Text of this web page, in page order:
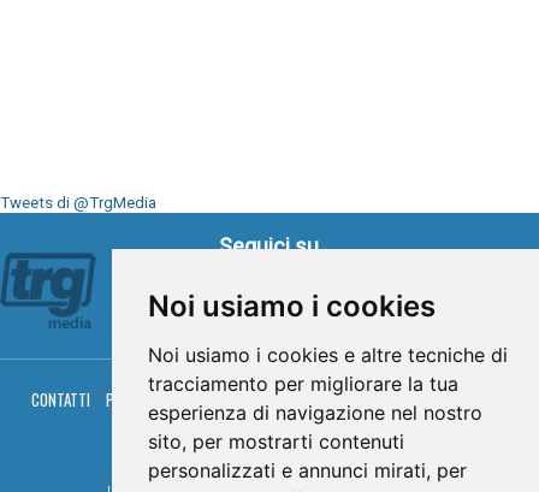
Noi usiamo i cookies
Noi usiamo i cookies e altre tecniche di
tracciamento per migliorare la tua
esperienza di navigazione nel nostro
sito, per mostrarti contenuti
personalizzati e annunci mirati, per
Tweets di @TrgMedia
Seguici su
CONTATTI PRIVACY COOKIES PALINSESTO DIRETTA TV
DIRETTA RADIO
RGM HITRADIO
© TRG Media 2005-2026